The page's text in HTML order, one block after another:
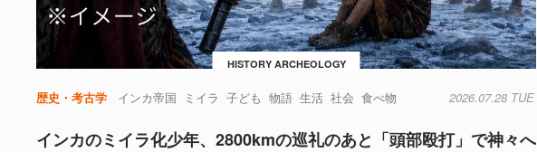
HISTORY ARCHEOLOGY
歴史・考古学 インカ帝国 ミイラ 子ども 物語 生活 社会 食べ物 2026.07.28 TUE
インカのミイラ化少年、2800kmの巡礼のあと「頭部殴打」で神々へ